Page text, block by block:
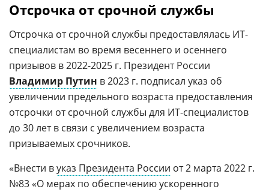
Отсрочка от срочной службы
Отсрочка от срочной службы предоставлялась ИТ-
специалистам во время весеннего и осеннего
призывов в 2022-2025 г. Президент России
Владимир Путин в 2023 г. подписал указ об
увеличении предельного возраста предоставления
отсрочки от срочной службы для ИТ-специалистов
до 30 лет в связи с увеличением возраста
призываемых срочников.
«Внести вуказ Президента России от 2 марта 2022 г.
№83 «О мерах по обеспечению ускоренного